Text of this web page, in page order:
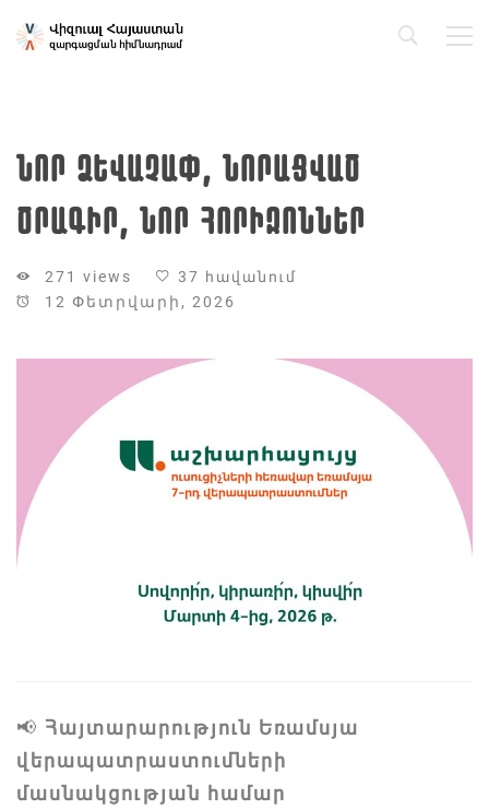
ՆՈՐ ՁԵՎԱՉԱՓ, ՆՈՐԱՑՎԱԾ
ԾՐԱԳԻՐ, ՆՈՐ ՀՈՐԻԶՈՆՆԵՐ
271 views
37 հավանում
12 Փետրվարի, 2026
📢 Հայտարարություն Եռամսյա
վերապատրաստումների
մասնակցության համար